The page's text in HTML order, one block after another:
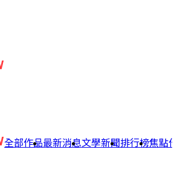
全部作品最新消息文學新聞排行榜焦點